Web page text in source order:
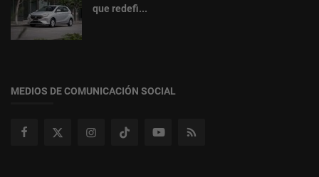
que redefi...
MEDIOS DE COMUNICACIÓN SOCIAL